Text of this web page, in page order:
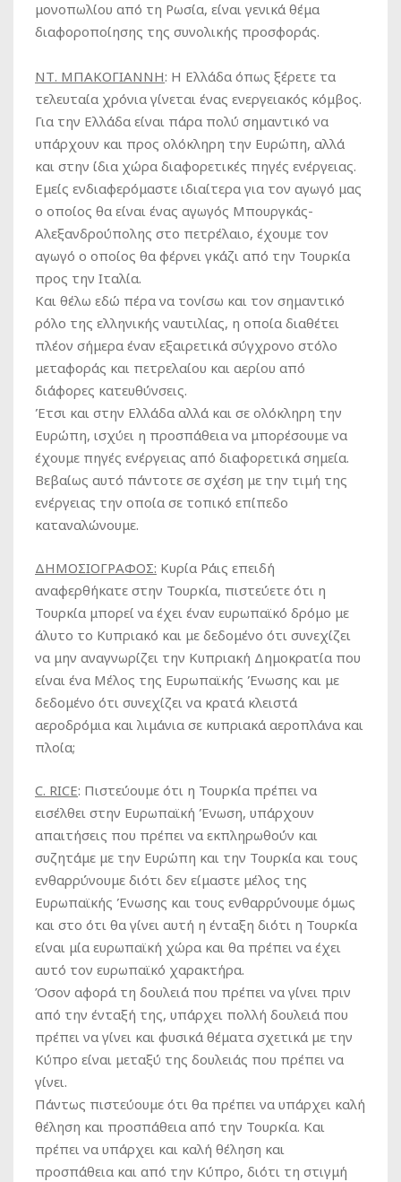
μονοπωλίου από τη Ρωσία, είναι γενικά θέμα
διαφοροποίησης της συνολικής προσφοράς.
ΝΤ. ΜΠΑΚΟΓΙΑΝΝΗ: Η Ελλάδα όπως ξέρετε τα
τελευταία χρόνια γίνεται ένας ενεργειακός κόμβος.
Για την Ελλάδα είναι πάρα πολύ σημαντικό να
υπάρχουν και προς ολόκληρη την Ευρώπη, αλλά
και στην ίδια χώρα διαφορετικές πηγές ενέργειας.
Εμείς ενδιαφερόμαστε ιδιαίτερα για τον αγωγό μας
ο οποίος θα είναι ένας αγωγός Μπουργκάς-
Αλεξανδρούπολης στο πετρέλαιο, έχουμε τον
αγωγό ο οποίος θα φέρνει γκάζι από την Τουρκία
προς την Ιταλία.
Και θέλω εδώ πέρα να τονίσω και τον σημαντικό
ρόλο της ελληνικής ναυτιλίας, η οποία διαθέτει
πλέον σήμερα έναν εξαιρετικά σύγχρονο στόλο
μεταφοράς και πετρελαίου και αερίου από
διάφορες κατευθύνσεις.
Έτσι και στην Ελλάδα αλλά και σε ολόκληρη την
Ευρώπη, ισχύει η προσπάθεια να μπορέσουμε να
έχουμε πηγές ενέργειας από διαφορετικά σημεία.
Βεβαίως αυτό πάντοτε σε σχέση με την τιμή της
ενέργειας την οποία σε τοπικό επίπεδο
καταναλώνουμε.
ΔΗΜΟΣΙΟΓΡΑΦΟΣ: Κυρία Ράις επειδή
αναφερθήκατε στην Τουρκία, πιστεύετε ότι η
Τουρκία μπορεί να έχει έναν ευρωπαϊκό δρόμο με
άλυτο το Κυπριακό και με δεδομένο ότι συνεχίζει
να μην αναγνωρίζει την Κυπριακή Δημοκρατία που
είναι ένα Μέλος της Ευρωπαϊκής Ένωσης και με
δεδομένο ότι συνεχίζει να κρατά κλειστά
αεροδρόμια και λιμάνια σε κυπριακά αεροπλάνα και
πλοία;
C. RICE: Πιστεύουμε ότι η Τουρκία πρέπει να
εισέλθει στην Ευρωπαϊκή Ένωση, υπάρχουν
απαιτήσεις που πρέπει να εκπληρωθούν και
συζητάμε με την Ευρώπη και την Τουρκία και τους
ενθαρρύνουμε διότι δεν είμαστε μέλος της
Ευρωπαϊκής Ένωσης και τους ενθαρρύνουμε όμως
και στο ότι θα γίνει αυτή η ένταξη διότι η Τουρκία
είναι μία ευρωπαϊκή χώρα και θα πρέπει να έχει
αυτό τον ευρωπαϊκό χαρακτήρα.
Όσον αφορά τη δουλειά που πρέπει να γίνει πριν
από την ένταξή της, υπάρχει πολλή δουλειά που
πρέπει να γίνει και φυσικά θέματα σχετικά με την
Κύπρο είναι μεταξύ της δουλειάς που πρέπει να
γίνει.
Πάντως πιστεύουμε ότι θα πρέπει να υπάρχει καλή
θέληση και προσπάθεια από την Τουρκία. Και
πρέπει να υπάρχει και καλή θέληση και
προσπάθεια και από την Κύπρο, διότι τη στιγμή